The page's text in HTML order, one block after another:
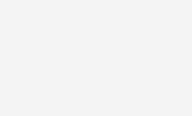
0000 0003 5000 04